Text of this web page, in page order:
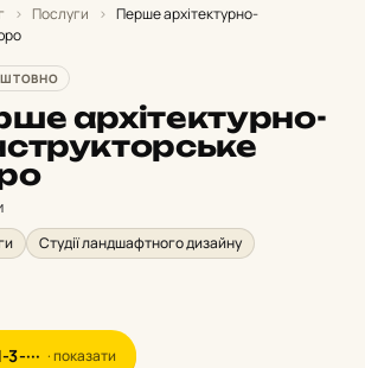
› Послуги › Перше архітектурно-
архітектурно-
Студії ландшафтного дизайну
··· · показати